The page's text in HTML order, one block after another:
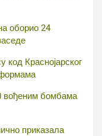
оборио 24
код Краснојарског
вођеним бомбама
приказала